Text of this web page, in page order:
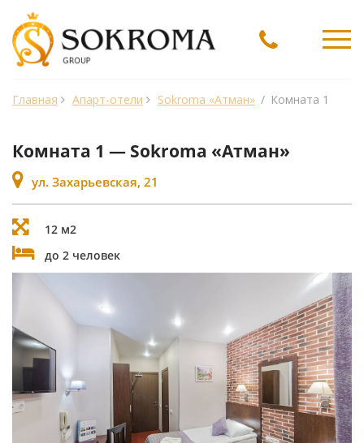
Главная Апарт-отели Sokroma «Атман» / Комната 1
Комната 1 — Sokroma «Атман»
ул. Захарьевская, 21
12 м2
до 2 человек